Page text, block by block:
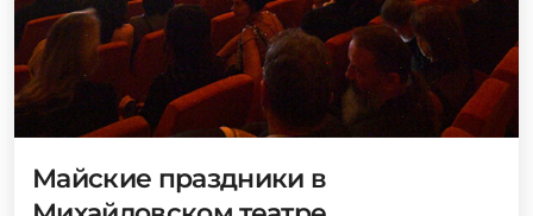
Майские праздники в